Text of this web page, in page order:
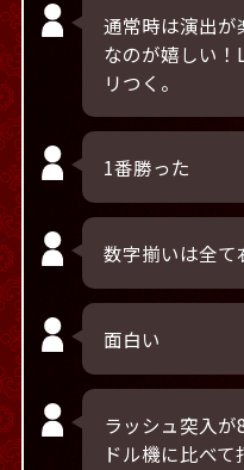
通常時は演出が
なのが嬉しい！
リつく。
1番勝った
数字揃いは全て
面白い
ラッシュ突入
ドル機に比べて